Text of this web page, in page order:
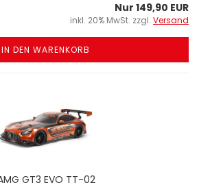
Nur 149,90 EUR
inkl. 20% MwSt. zzgl. Versand
IN DEN WARENKORB
GT3 EVO TT-02